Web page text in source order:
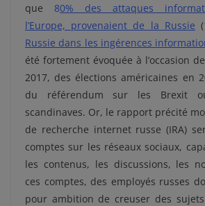
que 80% des attaques
l’Europe, provenaient de la Russie
Russie dans les ingérences
été fortement évoquée à l’occasion
2017, des élections américaines en
du référendum sur les Brexit
scandinaves. Or, le rapport précité
de recherche internet russe (IRA)
comptes sur les réseaux sociaux,
les contenus, les discussions, les
ces comptes, des employés russes
pour ambition de creuser des sujets